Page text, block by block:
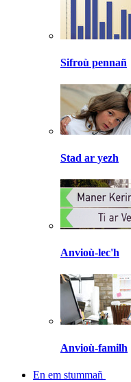
Sifroù pennañ
Stad ar yezh
Anvioù-lec'h
Anvioù-familh
En em stummañ